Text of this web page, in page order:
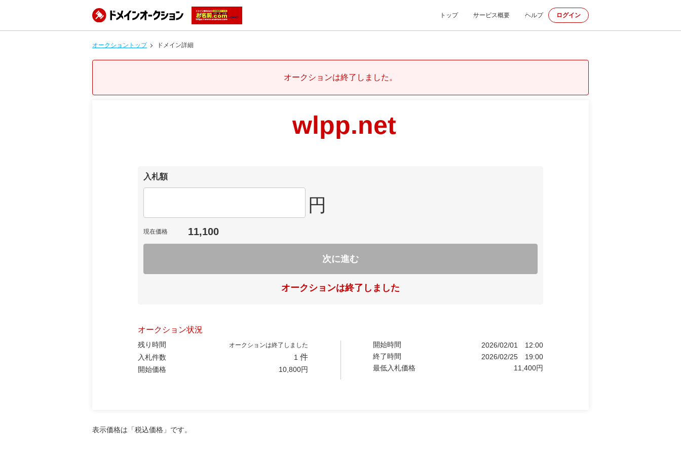
トップ サービス概要 ヘルプ ログイン
オークショントップ ドメイン詳細
オークションは終了しました。
wlpp.net
入札額
円
現在価格 11,100
次に進む
オークションは終了しました
オークション状況
残り時間 オークションは終了しました
入札件数 1 件
開始価格 10,800円
開始時間 2026/02/01
12:00
終了時間
2026/02/25
19:00
最低入札価格
11,400円
表示価格は「税込価格」です。